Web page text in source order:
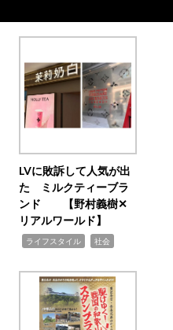
LVに敗訴して人気が出
た ミルクティーブラ
ンド 【野村義樹✕
リアルワールド】
ライフスタイル 社会